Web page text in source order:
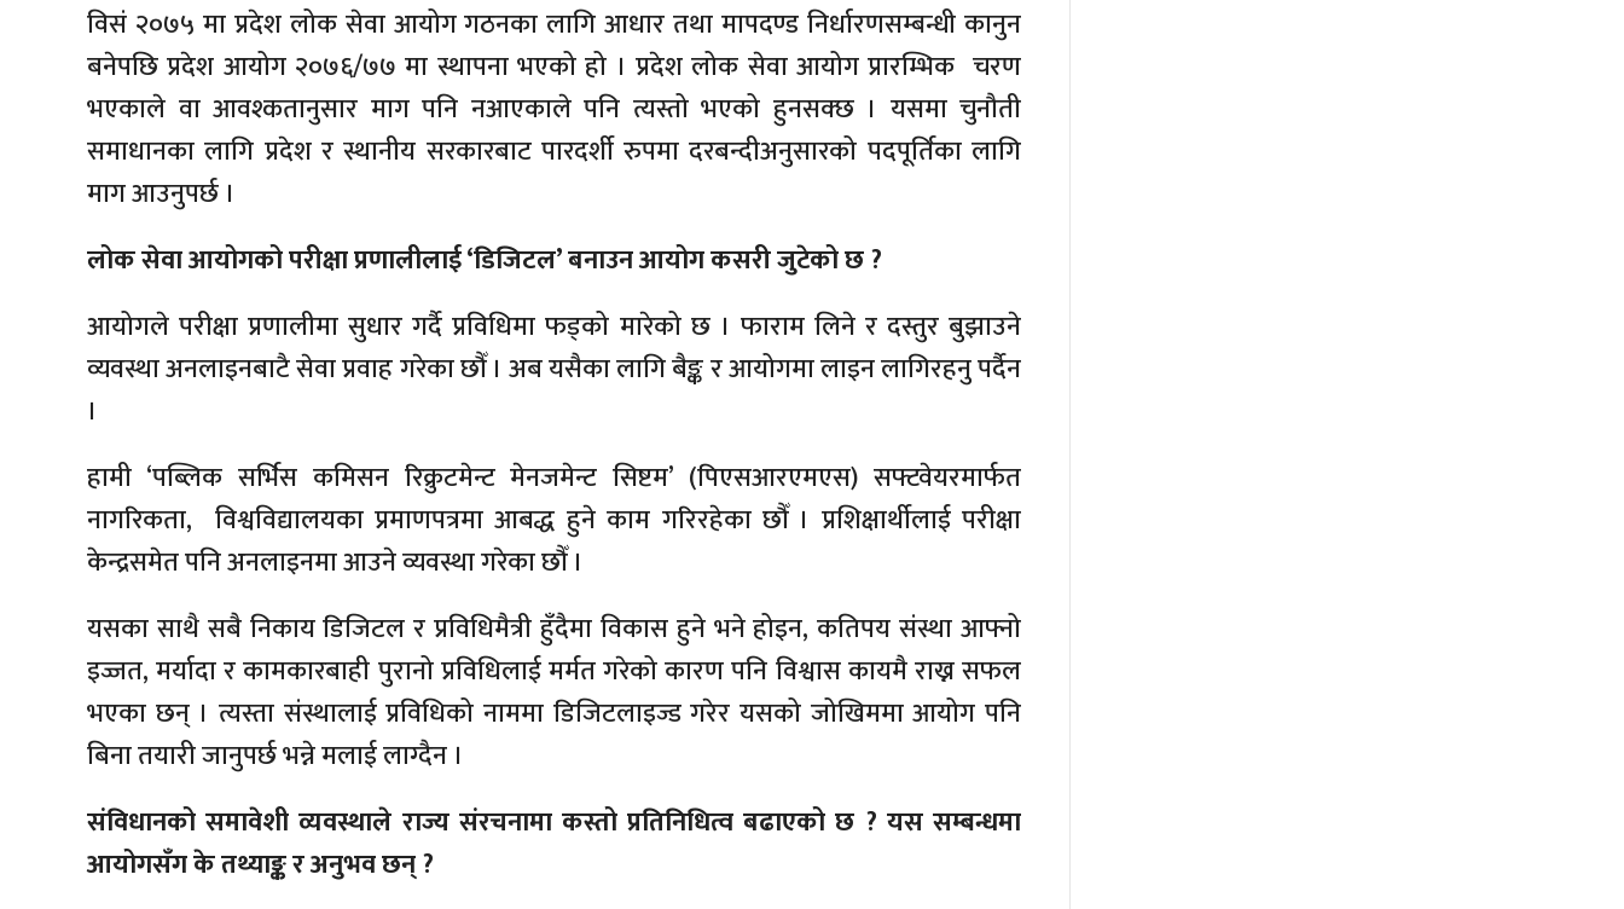
विसं २०७५ मा प्रदेश लोक सेवा आयोग गठनका लागि आधार तथा मापदण्ड निर्धारणसम्बन्धी कानुन
बनेपछि प्रदेश आयोग २०७६/७७ मा स्थापना भएको हो । प्रदेश लोक सेवा आयोग प्रारम्भिक चरण
भएकाले वा आवश्कतानुसार माग पनि नआएकाले पनि त्यस्तो भएको हुनसक्छ । यसमा चुनौती
समाधानका लागि प्रदेश र स्थानीय सरकारबाट पारदर्शी रुपमा दरबन्दीअनुसारको पदपूर्तिका लागि
माग आउनुपर्छ ।
लोक सेवा आयोगको परीक्षा प्रणालीलाई ‘डिजिटल’ बनाउन आयोग कसरी जुटेको छ ?
आयोगले परीक्षा प्रणालीमा सुधार गर्दै प्रविधिमा फड्को मारेको छ । फाराम लिने र दस्तुर बुझाउने
व्यवस्था अनलाइनबाटै सेवा प्रवाह गरेका छौँ । अब यसैका लागि बैङ्क र आयोगमा लाइन लागिरहनु पर्दैन
।
हामी ‘पब्लिक सर्भिस कमिसन रिक्रुटमेन्ट मेनजमेन्ट सिष्टम’ (पिएसआरएमएस) सफ्टवेयरमार्फत
नागरिकता, विश्वविद्यालयका प्रमाणपत्रमा आबद्ध हुने काम गरिरहेका छौँ । प्रशिक्षार्थीलाई परीक्षा
केन्द्रसमेत पनि अनलाइनमा आउने व्यवस्था गरेका छौँ ।
यसका साथै सबै निकाय डिजिटल र प्रविधिमैत्री हुँदैमा विकास हुने भने होइन, कतिपय संस्था आफ्नो
इज्जत, मर्यादा र कामकारबाही पुरानो प्रविधिलाई मर्मत गरेको कारण पनि विश्वास कायमै राख्न सफल
भएका छन् । त्यस्ता संस्थालाई प्रविधिको नाममा डिजिटलाइज्ड गरेर यसको जोखिममा आयोग पनि
बिना तयारी जानुपर्छ भन्ने मलाई लाग्दैन ।
संविधानको समावेशी व्यवस्थाले राज्य संरचनामा कस्तो प्रतिनिधित्व बढाएको छ ? यस सम्बन्धमा
आयोगसँग के तथ्याङ्क र अनुभव छन् ?